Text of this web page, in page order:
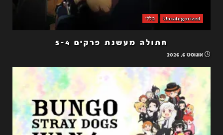
Uncategorized כללי
חתולה מעשנת פרקים 5-4
אוגוסט 6, 2026